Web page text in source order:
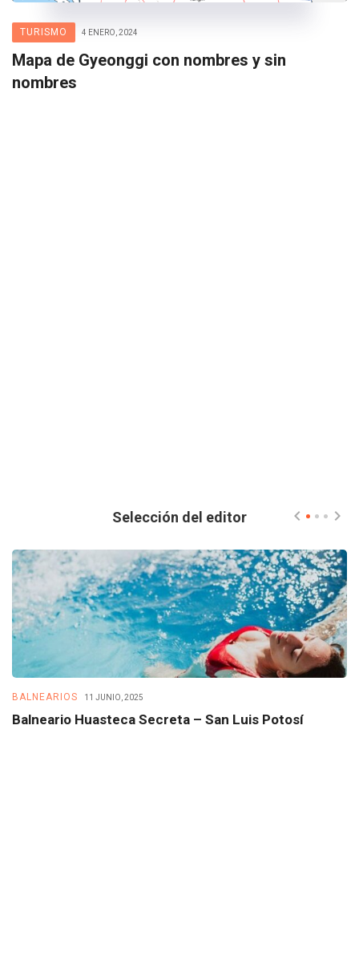
TURISMO 4 ENERO, 2024
Mapa de Gyeonggi con nombres y sin
nombres
Selección del editor
BALNEARIOS 11 JUNIO, 2025
Balneario Huasteca Secreta – San Luis Potosí